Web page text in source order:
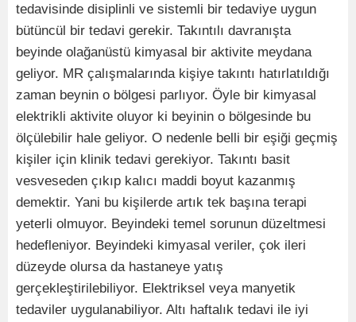
tedavisinde disiplinli ve sistemli bir tedaviye uygun
bütüncül bir tedavi gerekir. Takıntılı davranışta
beyinde olağanüstü kimyasal bir aktivite meydana
geliyor. MR çalışmalarında kişiye takıntı hatırlatıldığı
zaman beynin o bölgesi parlıyor. Öyle bir kimyasal
elektrikli aktivite oluyor ki beyinin o bölgesinde bu
ölçülebilir hale geliyor. O nedenle belli bir eşiği geçmiş
kişiler için klinik tedavi gerekiyor. Takıntı basit
vesveseden çıkıp kalıcı maddi boyut kazanmış
demektir. Yani bu kişilerde artık tek başına terapi
yeterli olmuyor. Beyindeki temel sorunun düzeltmesi
hedefleniyor. Beyindeki kimyasal veriler, çok ileri
düzeyde olursa da hastaneye yatış
gerçekleştirilebiliyor. Elektriksel veya manyetik
tedaviler uygulanabiliyor. Altı haftalık tedavi ile iyi